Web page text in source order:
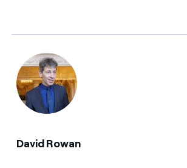
David Rowan